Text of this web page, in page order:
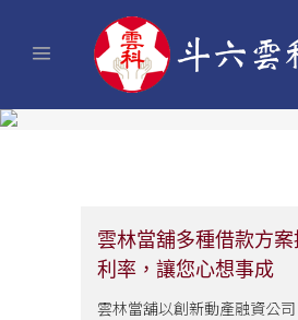
雲林當舖多種借款方
利率，讓您心想事成
雲林當舖以創新動產融資公